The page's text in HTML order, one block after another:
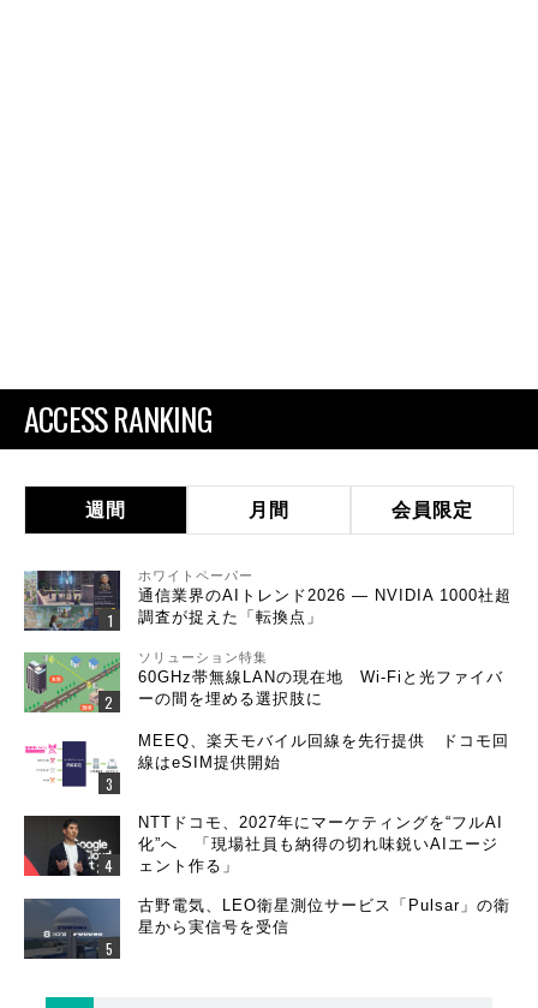
ACCESS RANKING
週間 月間 会員限定
ホワイトペーパー
通信業界のAIトレンド2026 ― NVIDIA 1000社超
調査が捉えた「転換点」
ソリューション特集
60GHz帯無線LANの現在地 Wi-Fiと光ファイバ
ーの間を埋める選択肢に
MEEQ、楽天モバイル回線を先行提供 ドコモ回
線はeSIM提供開始
NTTドコモ、2027年にマーケティングを“フルAI
化”へ 「現場社員も納得の切れ味鋭いAIエージ
ェント作る」
古野電気、LEO衛星測位サービス「Pulsar」の衛
星から実信号を受信